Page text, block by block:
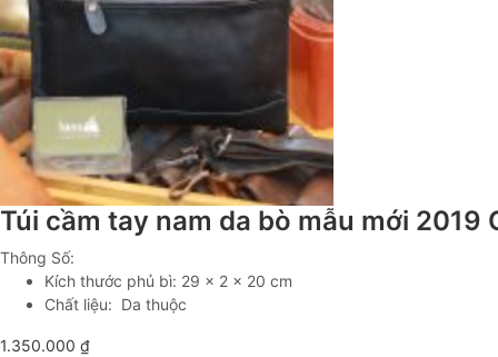
Túi cầm tay nam da bò mẫu mới 2019
Thông Số:
Kích thước phủ bì: 29 x 2 x 20 cm
Chất liệu: Da thuộc
1.350.000 ₫